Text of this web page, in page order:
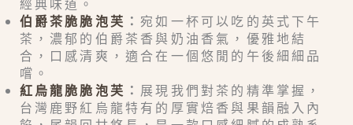
經典味道。
伯爵茶脆脆泡芙 ：宛如一杯可以吃的英式下午
茶，濃郁的伯爵茶香與奶油香氣，優雅地結
合，口感清爽，適合在一個悠閒的午後細細品
嚐。
紅烏龍脆脆泡芙 ： 展現我們對茶的精準掌握，
台灣鹿野紅烏龍特有的厚實焙香與果韻融入內